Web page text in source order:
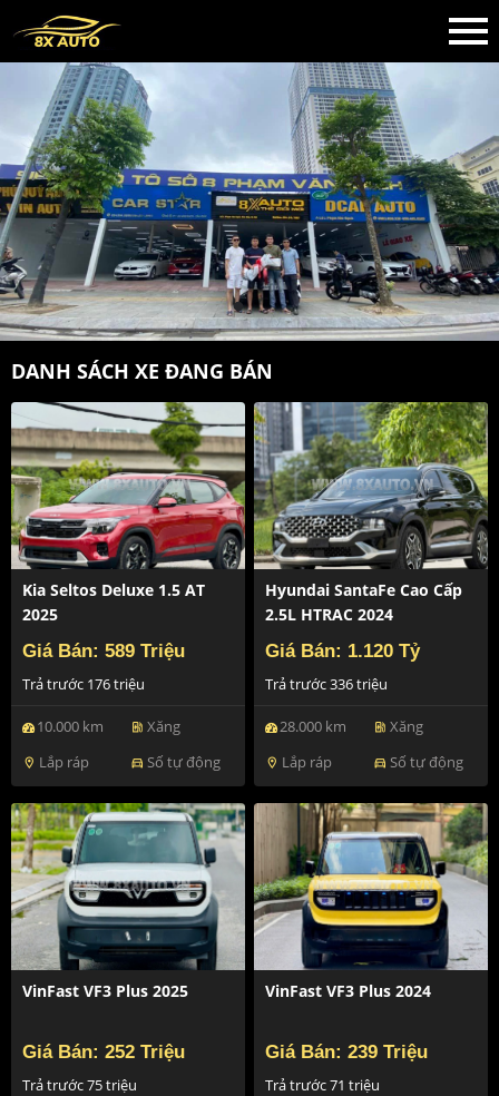
DANH SÁCH XE ĐANG BÁN
Kia Seltos Deluxe 1.5 AT
2025
Giá Bán: 589 Triệu
Trả trước 176 triệu
10.000 km ev_station Xăng
location_on Lắp ráp directions_car Số tự động
Hyundai SantaFe Cao Cấp
2.5L HTRAC 2024
Giá Bán: 1.120 Tỷ
Trả trước 336 triệu
28.000 km ev_station Xăng
location_on Lắp ráp directions_car Số tự động
VinFast VF3 Plus 2025
Giá Bán: 252 Triệu
Trả trước 75 triệu
VinFast VF3 Plus 2024
Giá Bán: 239 Triệu
Trả trước 71 triệu